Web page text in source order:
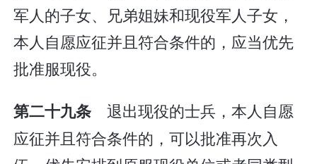
军人的子女、兄弟姐妹和现役军人子女，
本人自愿应征并且符合条件的，应当优先
批准服现役。
第二十九条 退出现役的士兵，本人自愿
应征并且符合条件的，可以批准再次入